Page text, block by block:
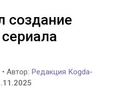
создание
• Автор: Редакция Kogda-